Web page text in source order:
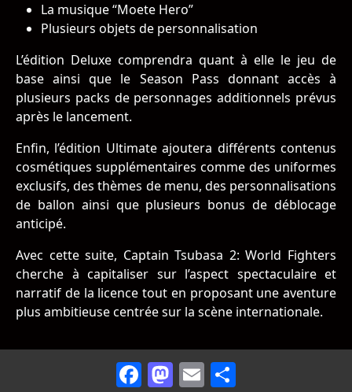
La musique “Moete Hero”
Plusieurs objets de personnalisation
L’édition Deluxe comprendra quant à elle le jeu de
base ainsi que le Season Pass donnant accès à
plusieurs packs de personnages additionnels prévus
après le lancement.
Enfin, l’édition Ultimate ajoutera différents contenus
cosmétiques supplémentaires comme des uniformes
exclusifs, des thèmes de menu, des personnalisations
de ballon ainsi que plusieurs bonus de déblocage
anticipé.
Avec cette suite, Captain Tsubasa 2: World Fighters
cherche à capitaliser sur l’aspect spectaculaire et
narratif de la licence tout en proposant une aventure
plus ambitieuse centrée sur la scène internationale.
Facebook
Mastodon
Email